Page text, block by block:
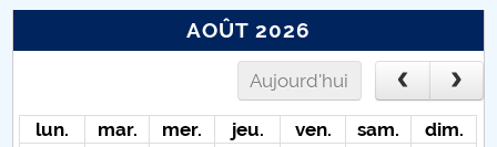
AOÛT 2026
Aujourd'hui
lun. mar. mer. jeu. ven. sam.
dim.